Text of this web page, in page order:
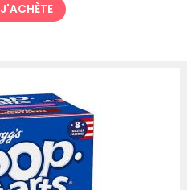
J'ACHÈTE